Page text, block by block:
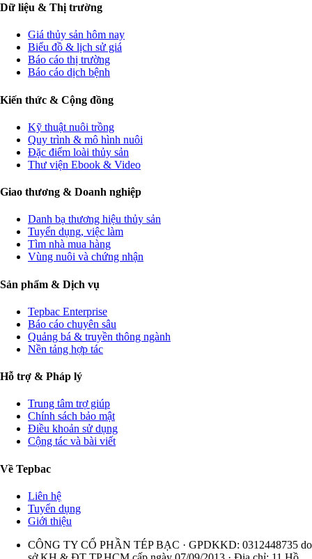
Dữ liệu & Thị trường
Giá thủy sản hôm nay
Biểu đồ & lịch sử giá
Báo cáo thị trường
Báo cáo dịch bệnh
Kiến thức & Cộng đồng
Kỹ thuật nuôi trồng
Quy trình & mô hình nuôi
Đặc điểm loài thủy sản
Thư viện Ebook & Video
Giao thương & Doanh nghiệp
Danh bạ thương hiệu thủy sản
Tuyển dụng, việc làm
Tìm nhà mua hàng
Vùng nuôi và chứng nhận
Sản phẩm & Dịch vụ
Tepbac Enterprise
Báo cáo chuyên sâu
Quảng bá & truyền thông ngành
Nền tảng hợp tác
Hỗ trợ & Pháp lý
Trung tâm trợ giúp
Chính sách bảo mật
Điều khoản sử dụng
Cộng tác và bài viết
Về Tepbac
Liên hệ
Tuyển dụng
Giới thiệu
CÔNG TY CỔ PHẦN TÉP BẠC · GPDKKD: 0312448735 do